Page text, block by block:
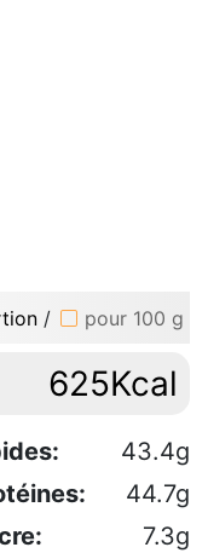
/ pour 100 g
625Kcal
43.4g
44.7g
7.3g